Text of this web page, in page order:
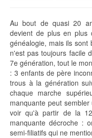
Au bout de quasi 20
devient de plus en plus
généalogie, mais ils sont
n'est pas toujours facile
7e génération, tout le
: 3 enfants de père
trous à la génération
chaque marche
manquante peut
voir qu'à partir de la
manquante décroche :
semi-filiatifs qui ne